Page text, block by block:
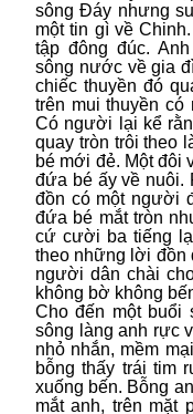
sông Đáy nhưng
một tin gì về
tập đông đúc.
sông nước về gia
chiếc thuyền đó
trên mui thuyền có
Có người lại kể
quay tròn trôi theo
bé mới đẻ. Một đôi
đứa bé ấy về nuôi.
đồn có một người
đứa bé mắt tròn
cứ cười ba tiếng
theo những lời đồn
người dân chài
không bờ không
Cho đến một buổi
sông làng anh rực
nhỏ nhắn, mềm
bỗng thấy trái tim
xuống bến. Bỗng
mắt anh, trên mặt